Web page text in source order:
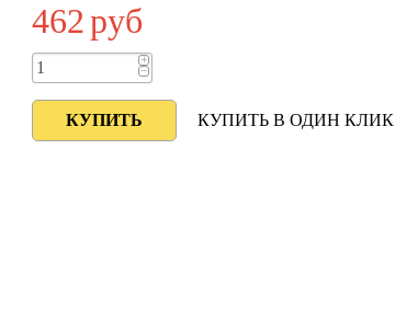
462руб
+
−
КУПИТЬ В ОДИН КЛИК